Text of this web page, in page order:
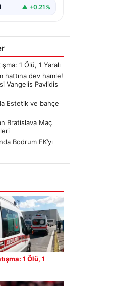
▲ +0.21%
1 Ölü, 1 Yaralı
hattına dev hamle!
Vangelis Pavlidis
Estetik ve bahçe
Bratislava Maç
Bodrum FK’yı
1 Ölü, 1